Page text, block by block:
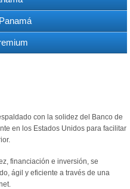
con la solidez del Banco de
en los Estados Unidos para facilitar
financiación e inversión, se
ágil y eficiente a través de una